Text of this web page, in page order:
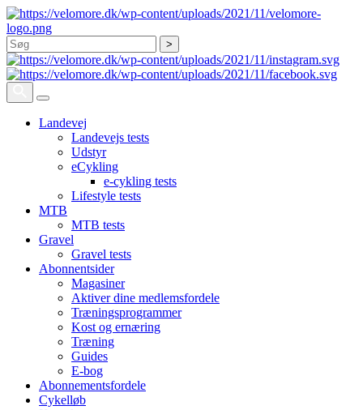
Søg
Landevej
Landevejs tests
Udstyr
eCykling
e-cykling tests
Lifestyle tests
MTB
MTB tests
Gravel
Gravel tests
Abonnentsider
Magasiner
Aktiver dine medlemsfordele
Træningsprogrammer
Kost og ernæring
Træning
Guides
E-bog
Abonnementsfordele
Cykelløb